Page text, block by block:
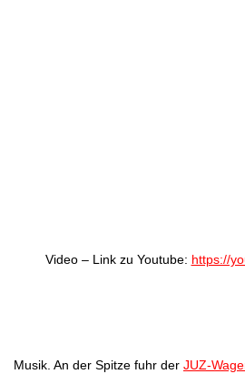
Video – Link zu Youtube: https://
Musik. An der Spitze fuhr der JUZ-